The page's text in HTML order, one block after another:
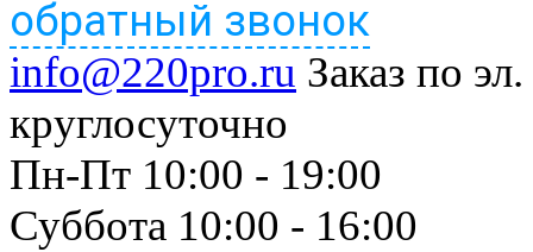
обратный звонок
info@220pro.ru Заказ по
круглосуточно
Пн-Пт 10:00 - 19:00
Суббота 10:00 - 16:00